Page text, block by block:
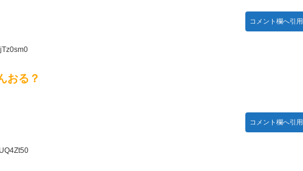
コメント欄へ引用
おる？
コメント欄へ引用